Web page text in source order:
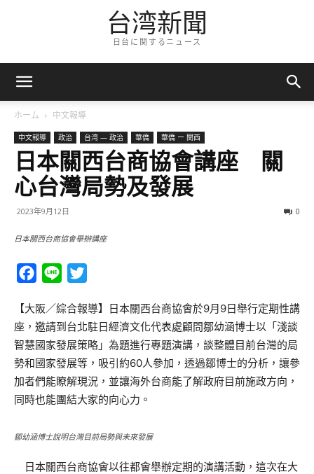
台湾新聞
日台に関するニュース
ホーム 中文報導
中文報導 政治 台湾 — 政治 華僑 華僑 ー 関西
日本關西台商協會講座 關
心台灣局勢及發展
2023年9月12日 0
日本關西台商協會舉辦講座
Facebook
Line
【大阪／綜合報導】日本關西台商協會於9月9日舉行定期性講
座，邀請到台北駐日經濟文化代表處顧問鄒幼涵博士以「淺談
智慧國家發展策略」為題進行專題演講，談整體目前台灣的局
勢和國家發展等，吸引約60人參加，透過鄒博士的分析，讓參
加者們能瞭解現況，並讓海外台商能了解政府目前施政方向，
同時也能團結大家的向心力。
鄒幼涵博士說明台灣目前局勢與未來發展
日本關西台商協會以往都會舉辦定期的演講活動，這次在大